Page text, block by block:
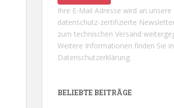
Ihre E-Mail Adresse wird an unsere
datenschutz-zertifizierte
zum technischen Versand
Weitere Informationen finden Sie
Datenschutzerklärung.
BELIEBTE BEITRÄGE